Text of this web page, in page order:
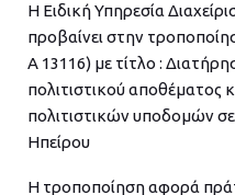
Η Ειδική Υπηρεσία
προβαίνει στην
Α 13116) με τίτλο :
πολιτιστικού αποθέματος
πολιτιστικών υποδομών
Ηπείρου
Η τροποποίηση αφορά